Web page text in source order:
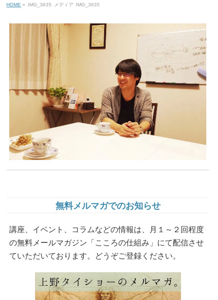
HOME » IMG_3635 メディア IMG_3635
無料メルマガでのお知らせ
講座、イベント、コラムなどの情報は、月１～２回程度
の無料メールマガジン「こころの仕組み」にて配信させ
ていただいております。どうぞご登録ください。